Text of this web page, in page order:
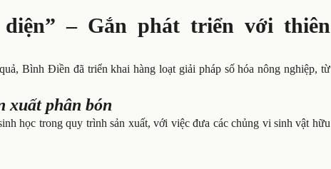
– Gắn phát triển với thiên
Bình Điền đã triển khai hàng loạt giải pháp số hóa nông nghiệp, từ
xuất phân bón
học trong quy trình sản xuất, với việc đưa các chủng vi sinh vật hữu